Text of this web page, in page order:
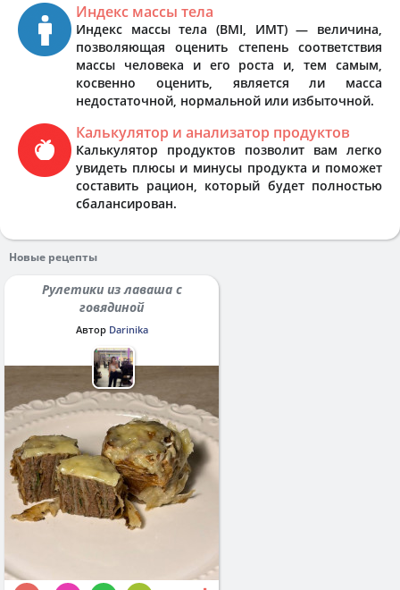
Индекс массы тела
Индекс массы тела (BMI, ИМТ) — величина,
позволяющая оценить степень соответствия
массы человека и его роста и, тем самым,
косвенно оценить, является ли масса
недостаточной, нормальной или избыточной.
Калькулятор и анализатор продуктов
Калькулятор продуктов позволит вам легко
увидеть плюсы и минусы продукта и поможет
составить рацион, который будет полностью
сбалансирован.
Новые рецепты
Рулетики из лаваша с
говядиной
Автор Darinika